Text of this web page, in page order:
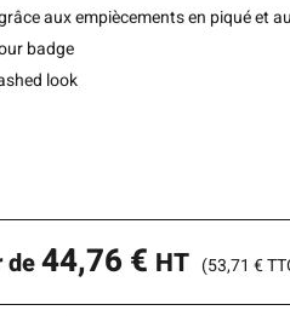
aux empiècements en piqué et
badge
look
de44,76€ HT (53,71 €